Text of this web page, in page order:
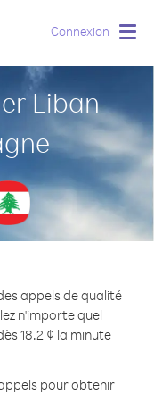
Connexion
Liban
appels de qualité
n'importe quel
18.2 ¢ la minute
pour obtenir